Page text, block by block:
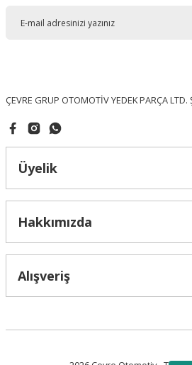
ÇEVRE GRUP OTOMOTİV YEDEK PARÇA LTD.
Üyelik
Hakkımızda
Alışveriş